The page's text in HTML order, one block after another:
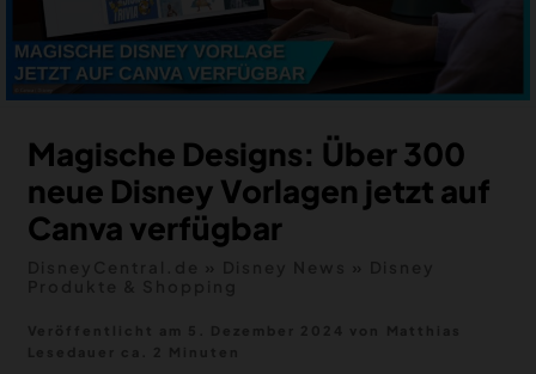
DEALS
MEIN HQ
50
Magische Designs: Über 300
neue Disney Vorlagen jetzt auf
Canva verfügbar